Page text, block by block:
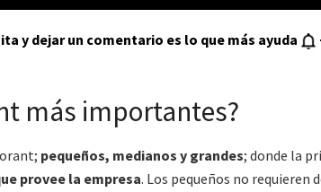
y dejar un comentario es lo que más ayuda
más importantes?
pequeños, medianos y grandes; donde la
provee la empresa. Los pequeños no requieren